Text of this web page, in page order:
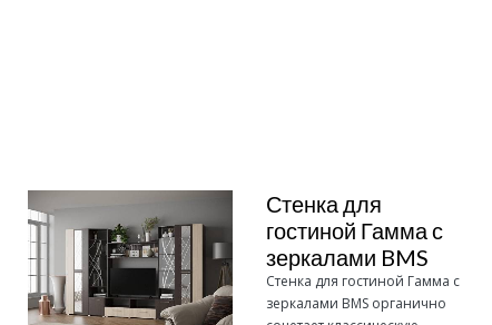
Стенка для
гостиной Гамма с
зеркалами BMS
Стенка для гостиной Гамма с
зеркалами BMS органично